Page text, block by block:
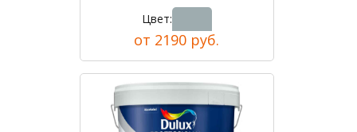
Цвет:
от 2190 руб.